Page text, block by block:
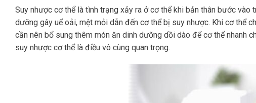
Suy nhược cơ thể là tình trạng xảy ra ở cơ thể khi bản thân bước
dưỡng gây uể oải, mệt mỏi dẫn đến cơ thể bị suy nhược. Khi cơ thể
cần nên bổ sung thêm món ăn dinh dưỡng dồi dào để cơ thể
suy nhược cơ thể là điều vô cùng quan trọng.